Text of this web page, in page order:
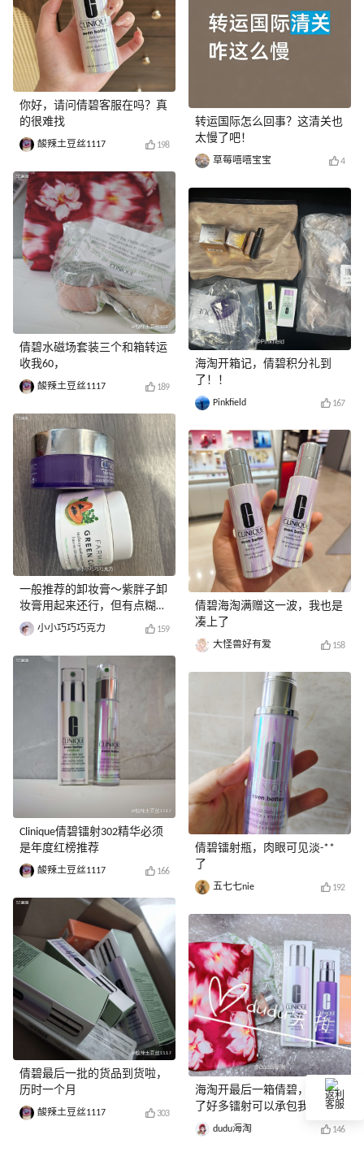
你好，请问倩碧客服在吗？真
的很难找
酸辣土豆丝1117 198
倩碧水磁场套装三个和箱转运
收我60，
酸辣土豆丝1117 189
一般推荐的卸妆膏～紫胖子卸
妆膏用起来还行，但有点糊眼
睛
小小巧巧巧克力 159
Clinique倩碧镭射302精华必须
是年度红榜推荐
酸辣土豆丝1117 166
倩碧最后一批的货品到货啦，
历时一个月
酸辣土豆丝1117 303
转运国际怎么回事？这清关也
太慢了吧！
草莓嘻嘻宝宝 4
海淘开箱记，倩碧积分礼到
了！！
Pinkfield 167
倩碧海淘满赠这一波，我也是
凑上了
大怪兽好有爱 158
倩碧镭射瓶，肉眼可见淡-**
了
五七七nie 192
海淘开最后一箱倩碧，真的买
了好多镭射可以承包我一整年
了！dudu海淘 146
返利
客服